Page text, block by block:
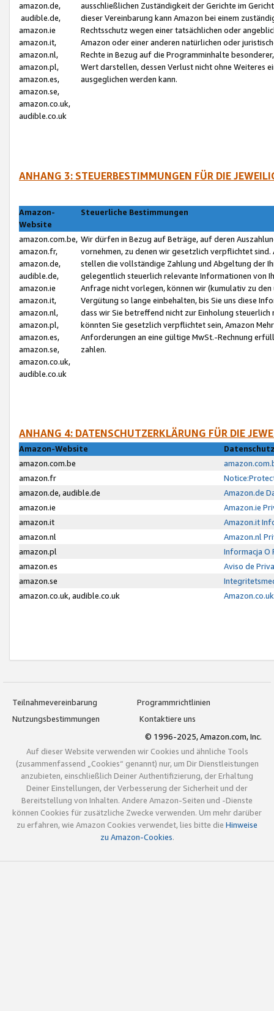
amazon.de,
audible.de,
amazon.ie
amazon.it,
amazon.nl,
amazon.pl,
amazon.es,
amazon.se,
amazon.co.uk,
audible.co.uk
ausschließlichen Zuständigkeit der Gerichte im
dieser Vereinbarung kann Amazon bei einem
Rechtsschutz wegen einer tatsächlichen oder
Amazon oder einer anderen natürlichen oder
Rechte in Bezug auf die Programminhalte
Wert darstellen, dessen Verlust nicht ohne Weiteres
ausgeglichen werden kann.
ANHANG 3: STEUERBESTIMMUNGEN FÜR DIE
Amazon-
Website
Steuerliche Bestimmungen
amazon.com.be,
amazon.fr,
amazon.de,
audible.de,
amazon.ie
amazon.it,
amazon.nl,
amazon.pl,
amazon.es,
amazon.se,
amazon.co.uk,
audible.co.uk
Wir dürfen in Bezug auf Beträge, auf deren
vornehmen, zu denen wir gesetzlich verpflichtet
stellen die vollständige Zahlung und Abgeltung der
gelegentlich steuerlich relevante Informationen von
Anfrage nicht vorlegen, können wir (kumulativ zu
Vergütung so lange einbehalten, bis Sie uns diese
dass wir Sie betreffend nicht zur Einholung
könnten Sie gesetzlich verpflichtet sein, Amazon
Anforderungen an eine gültige MwSt.-Rechnung
zahlen.
ANHANG 4: DATENSCHUTZERKLÄRUNG FÜR DIE
Amazon-Website
amazon.com.be
amazon.fr
amazon.de, audible.de
Amazon.de
amazon.ie
Amazon.ie
amazon.it
Amazon.it
amazon.nl
Amazon.nl
amazon.pl
Informacja O
amazon.es
Aviso de
amazon.se
amazon.co.uk, audible.co.uk
Teilnahmevereinbarung
Programmrichtlinien
Nutzungsbestimmungen
Kontaktiere uns
© 1996-2025, Amazon.com, Inc.
Auf dieser Website verwenden wir Cookies und ähnliche Tools
(zusammenfassend „Cookies“ genannt) nur, um Dir Dienstleistungen
anzubieten, einschließlich Deiner Authentifizierung, der Erhaltung
Deiner Einstellungen, der Verbesserung der Sicherheit und der
Bereitstellung von Inhalten. Andere Amazon-Seiten und -Dienste
können Cookies für zusätzliche Zwecke verwenden. Um mehr darüber
zu erfahren, wie Amazon Cookies verwendet, lies bitte die Hinweise
zu Amazon-Cookies.